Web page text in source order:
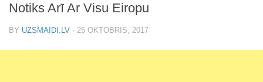
Notiks Arī Ar Visu Eiropu
BY UZSMAIDI.LV · 25 OKTOBRIS, 2017